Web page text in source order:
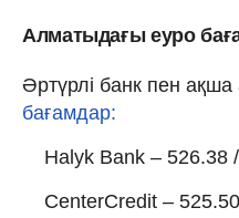
Алматыдағы еуро
Әртүрлі банк пен
бағамдар:
Halyk Bank – 526.38
CenterCredit –